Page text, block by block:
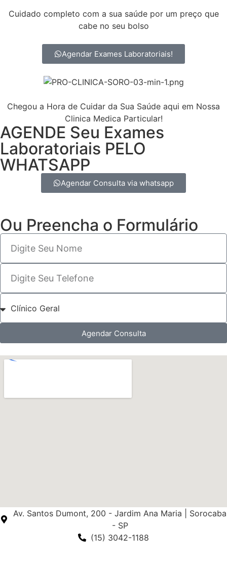
Cuidado completo com a sua saúde por um preço que
cabe no seu bolso
Agendar Exames Laboratoriais!
Chegou a Hora de Cuidar da Sua Saúde aqui em Nossa
Clinica Medica Particular!
AGENDE Seu Exames
Laboratoriais PELO
WHATSAPP
Agendar Consulta via whatsapp
Ou Preencha o Formulário
Agendar Consulta
Av. Santos Dumont, 200 - Jardim Ana Maria | Sorocaba
- SP
(15) 3042-1188